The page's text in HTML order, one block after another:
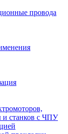
провода
и станков с ЧПУ